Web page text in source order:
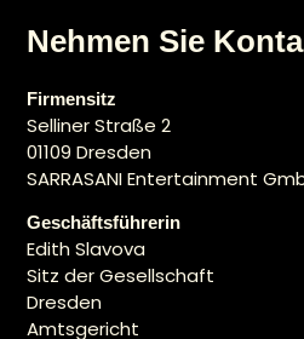
Nehmen Sie
Firmensitz
Selliner Straße 2
01109 Dresden
SARRASANI Entertainment
Geschäftsführerin
Edith Slavova
Sitz der Gesellschaft
Dresden
Amtsgericht